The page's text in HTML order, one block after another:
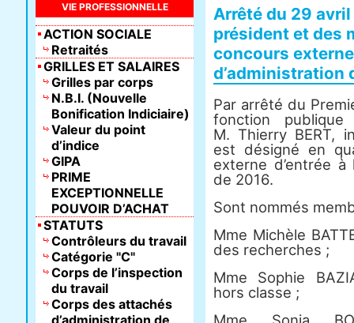
Arrêté du 29
président et des
concours externe
d’administration
Par arrêté du
fonction
M. Thierry BERT,
est désigné en
externe d’entrée à
de 2016.
Sont nommés
Mme Michèle
des recherches ;
Mme Sophie
hors classe ;
VIE PROFESSIONNELLE
ACTION SOCIALE
Retraités
GRILLES ET SALAIRES
Grilles par corps
N.B.I. (Nouvelle
Bonification Indiciaire)
Valeur du point
d’indice
GIPA
PRIME
EXCEPTIONNELLE
POUVOIR D’ACHAT
STATUTS
Contrôleurs du travail
Catégorie "C"
Corps de l’inspection
du travail
Corps des attachés
d’administration de